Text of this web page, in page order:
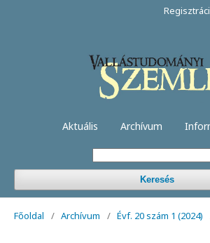
Aktuális Archívum
Keresés
Főoldal / Archívum / Évf. 20 szám 1 (2024)